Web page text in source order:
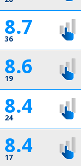
8.7
36
8.6
19
8.4
24
8.4
17